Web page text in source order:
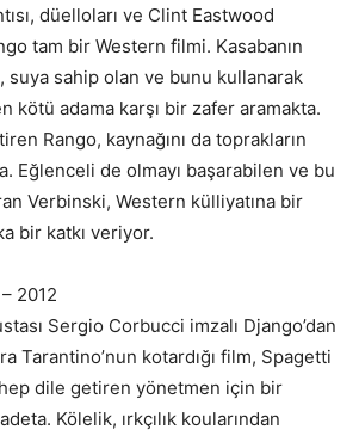
düelloları ve Clint Eastwood
tam bir Western filmi. Kasabanın
suya sahip olan ve bunu kullanarak
kötü adama karşı bir zafer aramakta.
Rango, kaynağını da toprakların
Eğlenceli de olmayı başarabilen ve bu
Verbinski, Western külliyatına bir
bir katkı veriyor.
2012
Sergio Corbucci imzalı Django’dan
Tarantino’nun kotardığı film, Spagetti
dile getiren yönetmen için bir
Kölelik, ırkçılık koularından